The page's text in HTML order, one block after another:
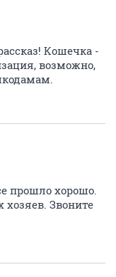
Кошечка -
возможно,
прошло хорошо.
хозяев. Звоните